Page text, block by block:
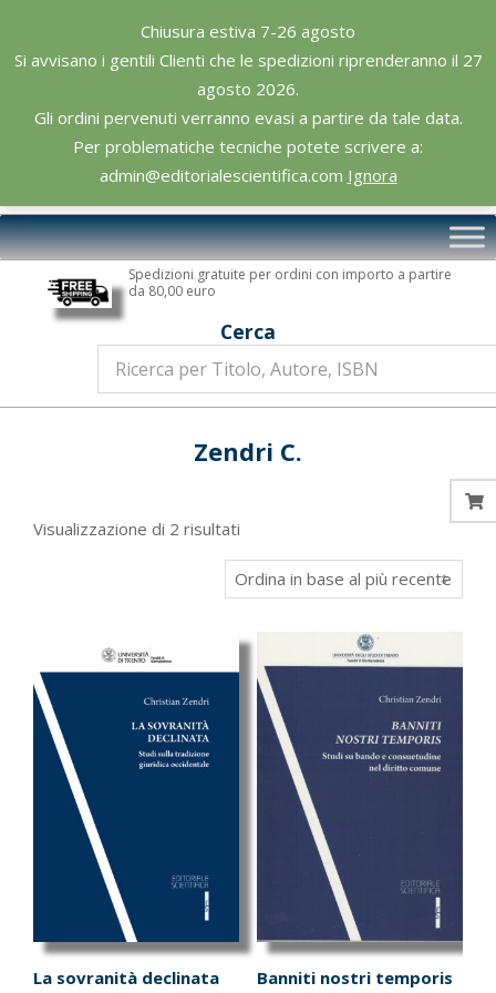
Chiusura estiva 7-26 agosto
Si avvisano i gentili Clienti che le spedizioni riprenderanno il 27
agosto 2026.
Gli ordini pervenuti verranno evasi a partire da tale data.
Per problematiche tecniche potete scrivere a:
admin@editorialescientifica.com Ignora
content
Editoriale
Scientifica
Primary
Navigation
Spedizioni gratuite per ordini con importo a partire
da 80,00 euro
Cerca
Zendri C.
Visualizzazione di 2 risultati
in
base
più
recente
La sovranità declinata Banniti nostri temporis